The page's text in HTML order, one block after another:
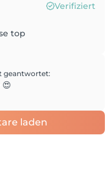
Verifiziert
top
geantwortet:
laden